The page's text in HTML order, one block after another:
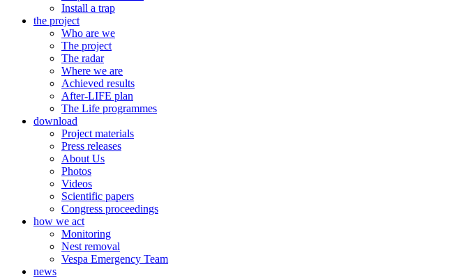
Install a trap
the project
Who are we
The project
The radar
Where we are
Achieved results
After-LIFE plan
The Life programmes
download
Project materials
Press releases
About Us
Photos
Videos
Scientific papers
Congress proceedings
how we act
Monitoring
Nest removal
Vespa Emergency Team
news